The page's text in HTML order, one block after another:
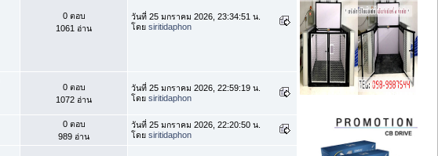
0 ตอบ
1061 อ่าน
วันที่ 25 มกราคม 2026, 23:34:51 น.
โดย siritidaphon
0 ตอบ
1072 อ่าน
วันที่ 25 มกราคม 2026, 22:59:19 น.
โดย siritidaphon
0 ตอบ
989 อ่าน
วันที่ 25 มกราคม 2026, 22:20:50 น.
โดย siritidaphon